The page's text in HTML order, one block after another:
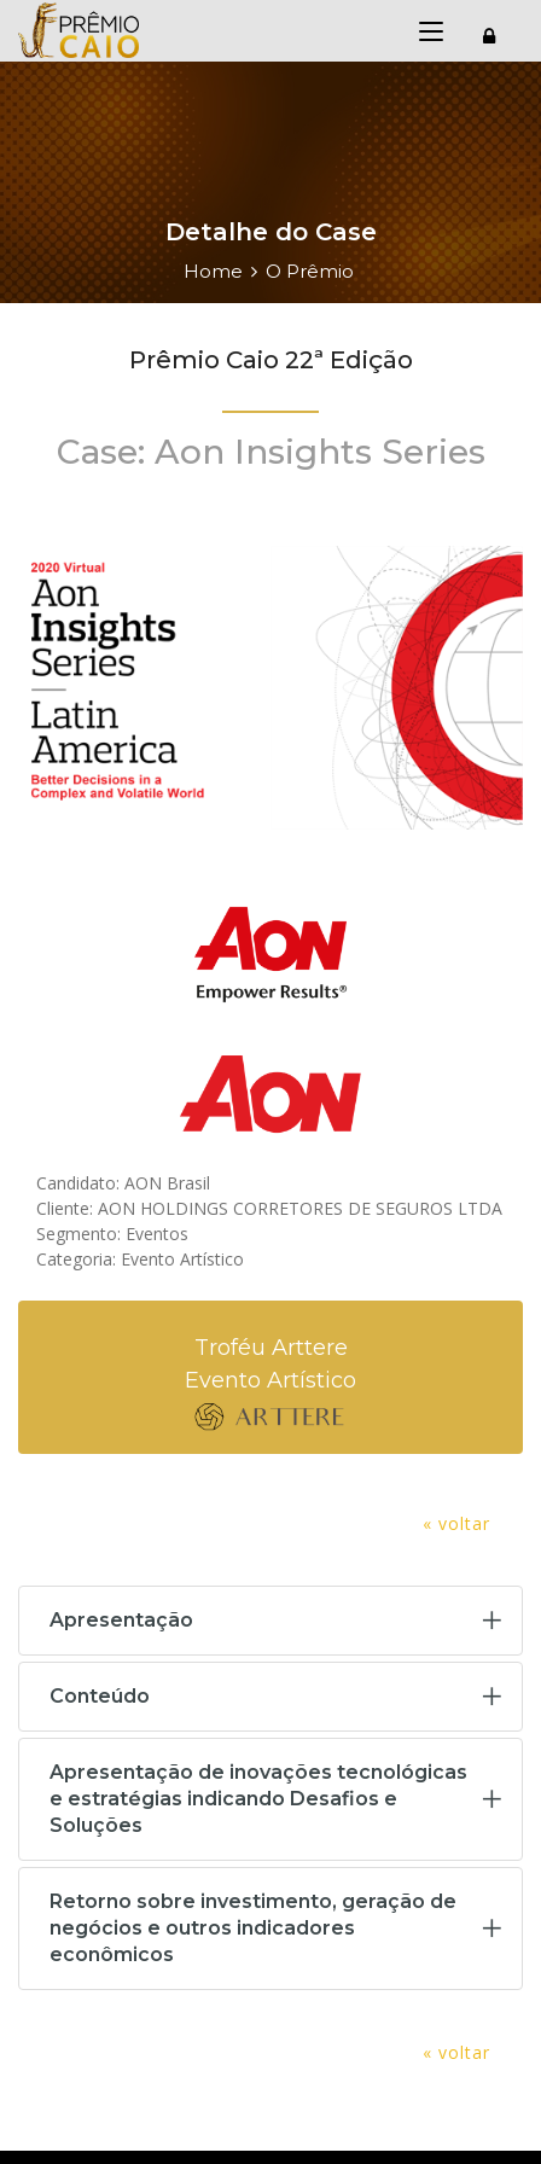
Detalhe do Case
Home O Prêmio
Prêmio Caio 22ª Edição
Case: Aon Insights Series
Candidato: AON Brasil
Cliente: AON HOLDINGS CORRETORES DE SEGUROS LTDA
Segmento: Eventos
Categoria: Evento Artístico
Troféu Arttere
Evento Artístico
« voltar
Apresentação
Conteúdo
Apresentação de inovações tecnológicas
e estratégias indicando Desafios e
Soluções
Retorno sobre investimento, geração de
negócios e outros indicadores
econômicos
« voltar